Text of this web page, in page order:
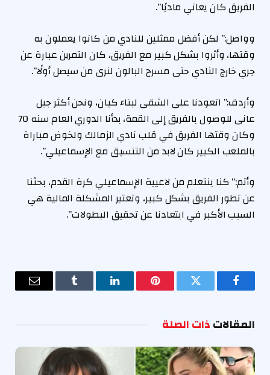
الفريق كان يعاني ماديًا”.
وواصل:” لكن أفضل ممثلين للنادي من كانوا يعملون به
وقتها، وأثروا بشكل كبير مع الفريق، كان التمرين عبارة عن
جري خارج النادي حتى مسرح البالون لنرى من سيصل أولًا”.
وأردف:” اتعودنا على الشقى لبناء كيان، ونحن أكثر جيل
عانى للوصول بالفريق إلى القمة، بدأنا الدوري العام سنه 70
وكان وقتها الفريق في قلب نادي الزمالك ولخوض مباراة
بالملعب الكبير كان لابد من التنسيق مع الإسماعيلي”.
وأتم:” كنا بنتعلم من لاعيبة الإسماعيلي كرة القدم، بحثنا
عن تطور الفريق بشكل كبير، وتعتبر المشكلة المالية هي
السبب الأكبر في ابتعادنا عن تحقيق البطولات”.
فيسبوك تويتر بينتيريستلينكدإن Tumblr
البريد
المقالاتذات الصلة